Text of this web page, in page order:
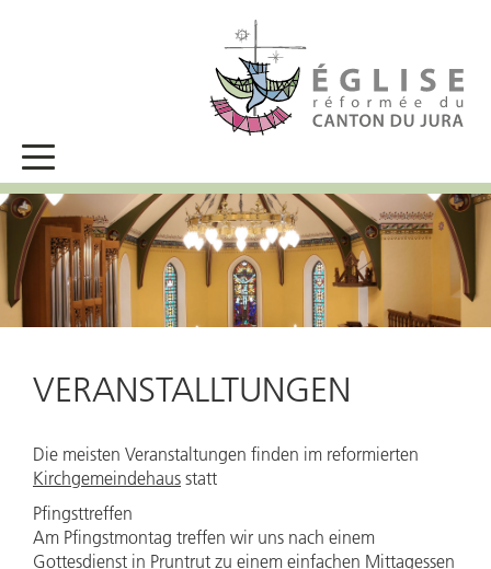
VERANSTALLTUNGEN
Die meisten Veranstaltungen finden im reformierten
Kirchgemeindehaus statt
Pfingsttreffen
Am Pfingstmontag treffen wir uns nach einem
Gottesdienst in Pruntrut zu einem einfachen Mittagessen